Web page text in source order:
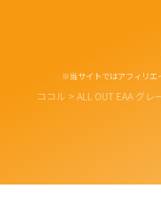
※当サイトではアフィリエ
ココル > ALL OUT EAA グ